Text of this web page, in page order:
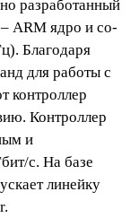
разработанный
ARM ядро и со-
Благодаря
для работы с
контроллер
Контроллер
и
с. На базе
линейку